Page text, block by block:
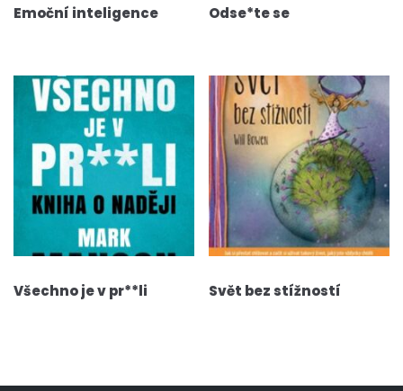
Emoční inteligence Odse*te se
Všechno je v pr**li Svět bez stížností